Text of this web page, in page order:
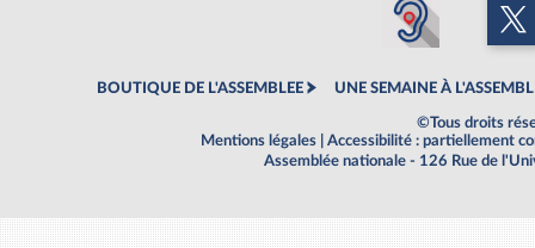
BOUTIQUE DE L'ASSEMBLEE UNE SEMAINE À
©Tous droits
Mentions légales
Accessibilité : partiellement
Assemblée nationale - 126 Rue de